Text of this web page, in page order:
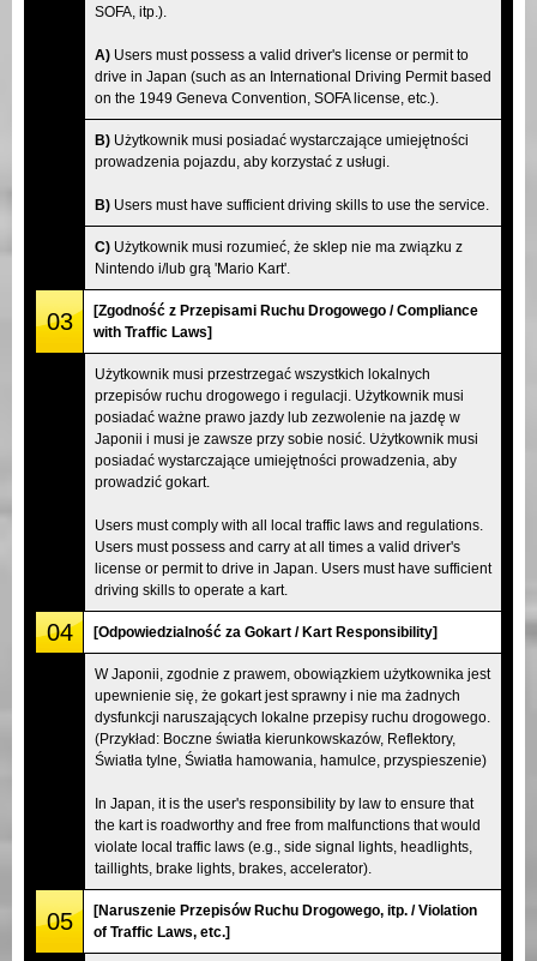
SOFA, itp.).
A) Users must possess a valid driver's license or permit to
drive in Japan (such as an International Driving Permit based
on the 1949 Geneva Convention, SOFA license, etc.).
B) Użytkownik musi posiadać wystarczające umiejętności
prowadzenia pojazdu, aby korzystać z usługi.
B) Users must have sufficient driving skills to use the service.
C) Użytkownik musi rozumieć, że sklep nie ma związku z
Nintendo i/lub grą 'Mario Kart'.
03
[Zgodność z Przepisami Ruchu Drogowego / Compliance
with Traffic Laws]
Użytkownik musi przestrzegać wszystkich lokalnych
przepisów ruchu drogowego i regulacji. Użytkownik musi
posiadać ważne prawo jazdy lub zezwolenie na jazdę w
Japonii i musi je zawsze przy sobie nosić. Użytkownik musi
posiadać wystarczające umiejętności prowadzenia, aby
prowadzić gokart.
Users must comply with all local traffic laws and regulations.
Users must possess and carry at all times a valid driver's
license or permit to drive in Japan. Users must have sufficient
driving skills to operate a kart.
04 [Odpowiedzialność za Gokart / Kart Responsibility]
W Japonii, zgodnie z prawem, obowiązkiem użytkownika jest
upewnienie się, że gokart jest sprawny i nie ma żadnych
dysfunkcji naruszających lokalne przepisy ruchu drogowego.
(Przykład: Boczne światła kierunkowskazów, Reflektory,
Światła tylne, Światła hamowania, hamulce, przyspieszenie)
In Japan, it is the user's responsibility by law to ensure that
the kart is roadworthy and free from malfunctions that would
violate local traffic laws (e.g., side signal lights, headlights,
taillights, brake lights, brakes, accelerator).
05
[Naruszenie Przepisów Ruchu Drogowego, itp. / Violation
of Traffic Laws, etc.]